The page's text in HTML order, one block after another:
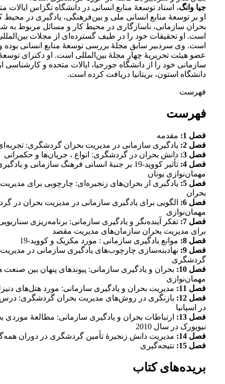
جیا وانگ، استاد توسعۀ منابع انسانی در دانشگاه تگزاس
او بر توسعۀ منابع انسانی ملی و بین‌فرهنگی، یادگیری در محیط
بحران سازمانی، ناسازگاری در محیط کار و مسائل مربوط به
است. او تحقیقات خود را در طیف گسترده‌ای از مجلات
است. وی سردبیر سابق مجلۀ بررسی توسعۀ منابع انسانی
عضو هیئت تحریریۀ چهار مجلۀ بین‌المللی است. او دکترای توسعۀ
سازمانی خود را از دانشگاه جورجیا، ایالات متحده و کارشناسی
دانشگاه استون، بریتانیا دریافت کرده است.
فهرست
فهرست
فصل 1:
مقدمه
فصل 2:
یادگیری سازمانی در مدیریت بحران گردشگری:
فصل 3:
دانش بحران در گردشگری: انواع ، جریان‌ها و حکمرانی
فصل 4:
تأثیر کووید-19 بر جنبۀ انسانی فرهنگ سازمانی و
مهمان‌نوازی یونان
فصل 5:
یادگیری از بحران‌های زنجیره‌ای: چارچوبی برای
بحران
فصل 6:
الگویی برای یادگیری سازمانی در مدیریت بحران در
مهمان‌نوازی
فصل 7:
تفکر آینده‌نگر و یادگیری سازمانی: برنامه‌ریزی
برای مدیریت بحران سازمان‌های مدیریت مقصد
فصل 8:
موانع یادگیری سازمانی : مورد مکزیک و کووید-19
فصل 9:
نهادینه‌سازی چارچوب‌های یادگیری سازمانی در
گردشگری
فصل 10:
بحران و یادگیری سازمانی: پیوندهای پنهان بین صنعت
مهمان‌نوازی
فصل 11:
مدیریت بحران و یادگیری سازمانی: مورد هتل‌های
فصل 12:
در اسپانیا
فصل 13:
ارتباطات بحران و یادگیری سازمانی: مطالعۀ
نیویورک در سال 2010
فصل 14:
مدیریت دانش زنجیرۀ تأمین گردشگری در دوران
فصل 15:
نتیجه‌گیری
بریده‌های کتاب